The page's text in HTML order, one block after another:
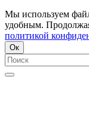
Мы используем
удобным.
политикой
Ок